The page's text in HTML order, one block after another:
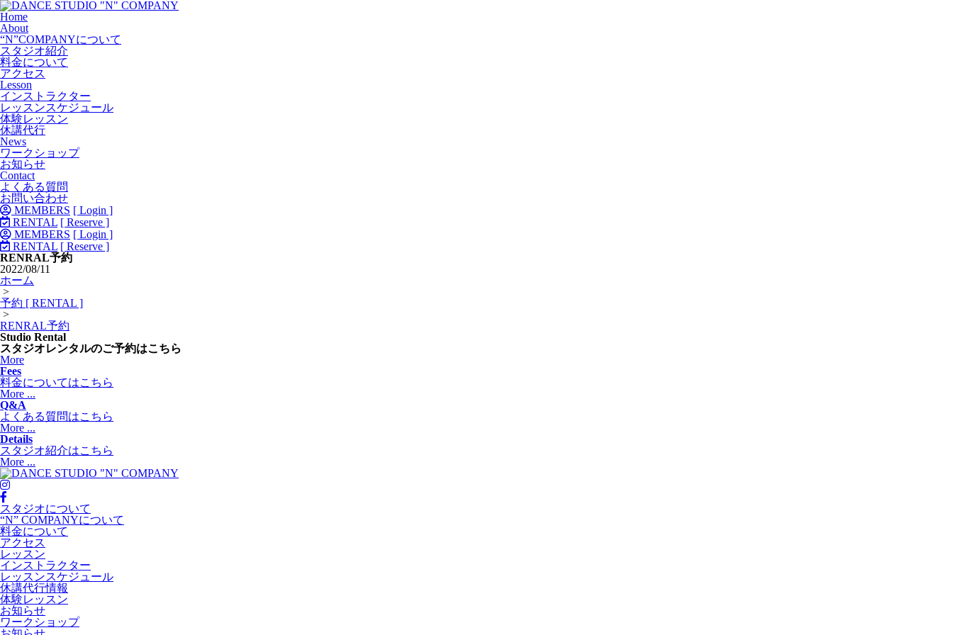
Home
About
“N”COMPANYについて
スタジオ紹介
料金について
アクセス
Lesson
インストラクター
レッスンスケジュール
体験レッスン
休講代行
News
ワークショップ
お知らせ
Contact
よくある質問
お問い合わせ
MEMBERS [ Login ]
RENTAL [ Reserve ]
MEMBERS [ Login ]
RENTAL [ Reserve ]
RENRAL予約
2022/08/11
ホーム
>
予約 [ RENTAL ]
>
RENRAL予約
Studio Rental
スタジオレンタルのご予約はこちら
More
Fees
料金についてはこちら
More ...
Q&A
よくある質問はこちら
More ...
Details
スタジオ紹介はこちら
More ...
スタジオについて
“N” COMPANYについて
料金について
アクセス
レッスン
インストラクター
レッスンスケジュール
休講代行情報
体験レッスン
お知らせ
ワークショップ